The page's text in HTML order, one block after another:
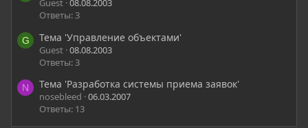
Guest 08.08.2003
Ответы: 3
G Тема 'Управление объектами'
Guest 08.08.2003
Ответы: 3
N Тема 'Разработка системы приема заявок'
nosebleed 06.03.2007
Ответы: 13